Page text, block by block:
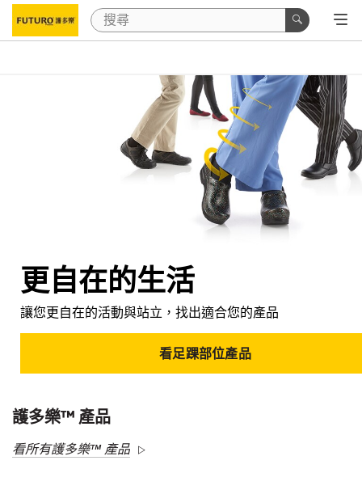
更自在的生活
讓您更自在的活動與站立，找出適合您的產品
看足踝部位產品
護多樂™ 產品
看所有護多樂™ 產品